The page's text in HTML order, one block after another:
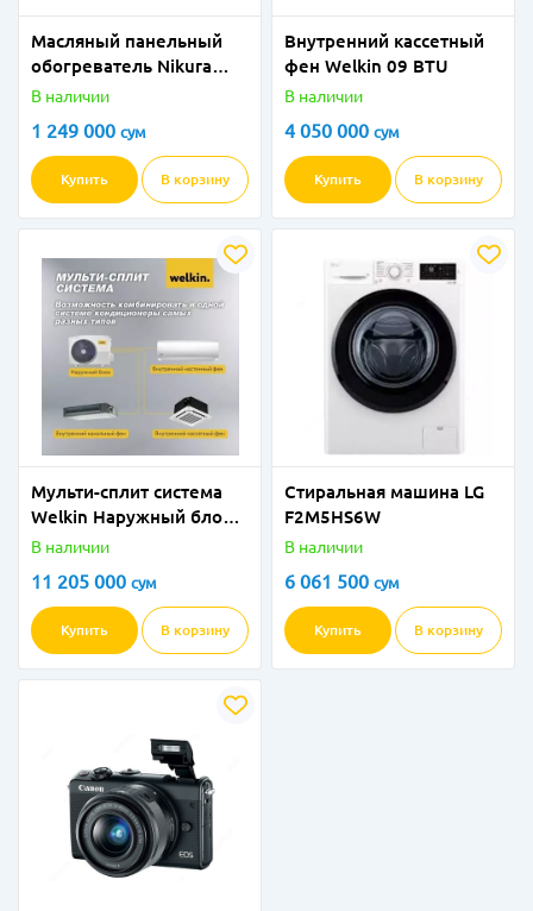
Масляный панельный
обогреватель Nikura
(Дубаи)
В наличии
1 249 000 сум
Купить В корзину
Внутренний кассетный
фен Welkin 09 BTU
В наличии
4 050 000 сум
Купить В корзину
Мульти-сплит система
Welkin Наружный блок
W3-21k
В наличии
11 205 000 сум
Купить В корзину
Стиральная машина LG
F2M5HS6W
В наличии
6 061 500 сум
Купить В корзину